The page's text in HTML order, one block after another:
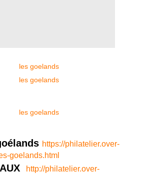
https://philatelier.over-
goelands.html
http://philatelier.over-